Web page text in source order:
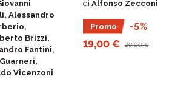
Alessandro
Brizzi,
Fantini,
Vicenzoni
gestione igienico-
mammella in ottica One
novità per la diagnosi e
le nuove esigenze nate
vincoli normativi e dalle
di Alfonso Zecconi,
Promo
-5%
19,00 €
20,00 €